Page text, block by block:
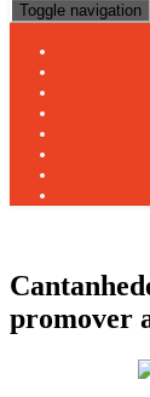
Toggle navigation
promover